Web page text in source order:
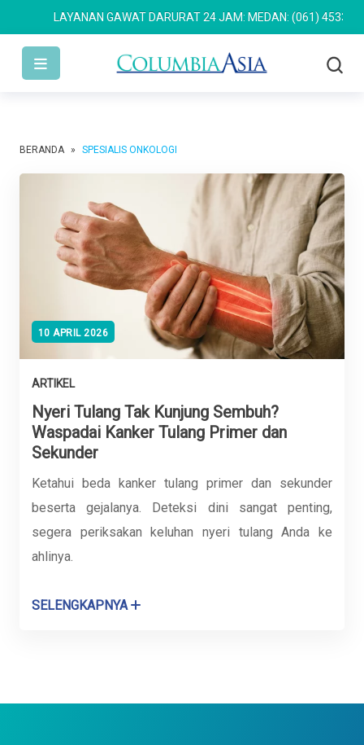
LAYANAN GAWAT DARURAT 24 JAM: MEDAN: (061) 4533 636
BERANDA » SPESIALIS ONKOLOGI
10 APRIL 2026
ARTIKEL
Nyeri Tulang Tak Kunjung Sembuh?
Waspadai Kanker Tulang Primer dan
Sekunder
Ketahui beda kanker tulang primer dan sekunder
beserta gejalanya. Deteksi dini sangat penting,
segera periksakan keluhan nyeri tulang Anda ke
ahlinya.
SELENGKAPNYA